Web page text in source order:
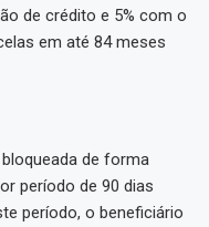
de crédito e 5% com o
em até 84 meses
de forma
período de 90 dias
período, o beneficiário